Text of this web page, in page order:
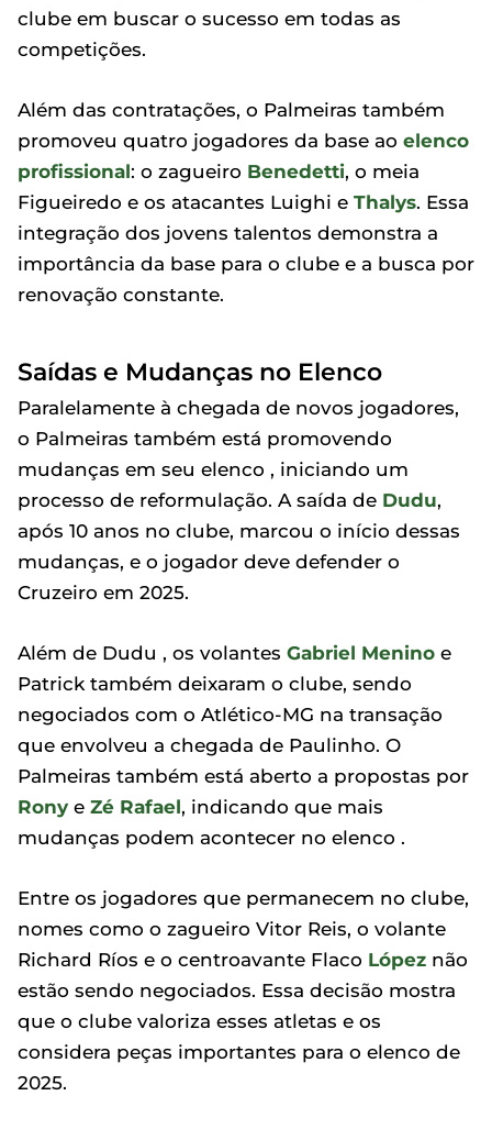
clube em buscar o sucesso em todas as
competições.
Além das contratações, o Palmeiras também
promoveu quatro jogadores da base ao elenco
profissional: o zagueiro Benedetti, o meia
Figueiredo e os atacantes Luighi e Thalys. Essa
integração dos jovens talentos demonstra a
importância da base para o clube e a busca por
renovação constante.
Saídas e Mudanças no Elenco
Paralelamente à chegada de novos jogadores,
o Palmeiras também está promovendo
mudanças em seu elenco , iniciando um
processo de reformulação. A saída de Dudu,
após 10 anos no clube, marcou o início dessas
mudanças, e o jogador deve defender o
Cruzeiro em 2025.
Além de Dudu , os volantes Gabriel Menino e
Patrick também deixaram o clube, sendo
negociados com o Atlético-MG na transação
que envolveu a chegada de Paulinho. O
Palmeiras também está aberto a propostas por
Rony e Zé Rafael, indicando que mais
mudanças podem acontecer no elenco .
Entre os jogadores que permanecem no clube,
nomes como o zagueiro Vitor Reis, o volante
Richard Ríos e o centroavante Flaco López não
estão sendo negociados. Essa decisão mostra
que o clube valoriza esses atletas e os
considera peças importantes para o elenco de
2025.